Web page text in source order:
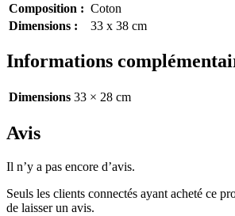
Composition : Coton
Dimensions :
33 x 38 cm
Informations
Dimensions 33 × 28 cm
Avis
Il n’y a pas encore d’avis.
Seuls les clients connectés ayant acheté ce
de laisser un avis.